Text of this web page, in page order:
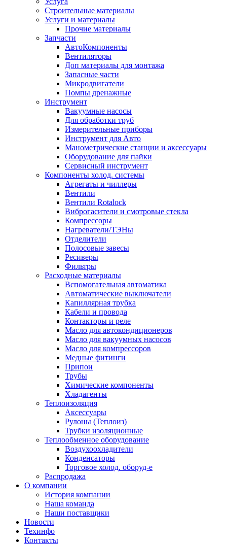
Строительные материалы
Услуги и материалы
Прочие материалы
Запчасти
АвтоКомпоненты
Вентиляторы
Доп материалы для монтажа
Запасные части
Микродвигатели
Помпы дренажные
Инструмент
Вакуумные насосы
Для обработки труб
Измерительные приборы
Инструмент для Авто
Манометрические станции и аксессуары
Оборудование для пайки
Сервисный инструмент
Компоненты холод. системы
Агрегаты и чиллеры
Вентили
Вентили Rotalock
Виброгасители и смотровые стекла
Компрессоры
Нагреватели/ТЭНы
Отделители
Полосовые завесы
Ресиверы
Фильтры
Расходные материалы
Вспомогательная автоматика
Автоматические выключатели
Капиллярная трубка
Кабели и провода
Контакторы и реле
Масло для автокондиционеров
Масло для вакуумных насосов
Масло для компрессоров
Медные фитинги
Припои
Трубы
Химические компоненты
Хладагенты
Теплоизоляция
Аксессуары
Рулоны (Теплоиз)
Трубки изоляционные
Теплообменное оборудование
Воздухоохладители
Конденсаторы
Торговое холод. оборуд-е
Распродажа
О компании
История компании
Наша команда
Наши поставщики
Новости
Техинфо
Контакты